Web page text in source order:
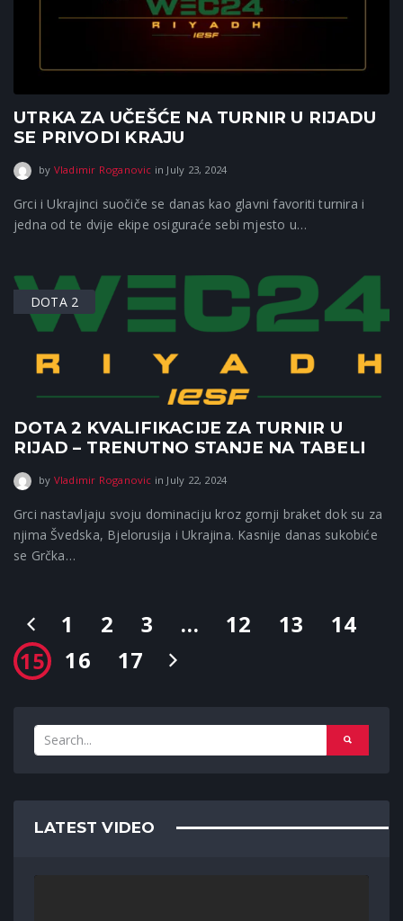
UTRKA ZA UČEŠĆE NA TURNIR U RIJADU
SE PRIVODI KRAJU
by Vladimir Roganovic in July 23, 2024September 16, 2025
Grci i Ukrajinci suočiče se danas kao glavni favoriti turnira i
jedna od te dvije ekipe osiguraće sebi mjesto u…
DOTA 2
DOTA 2 KVALIFIKACIJE ZA TURNIR U
RIJAD – TRENUTNO STANJE NA TABELI
by Vladimir Roganovic in July 22, 2024September 15, 2025
Grci nastavljaju svoju dominaciju kroz gornji braket dok su za
njima Švedska, Bjelorusija i Ukrajina. Kasnije danas sukobiće
se Grčka…
1 2 3 … 12 13
14
15
16 17
LATEST VIDEO